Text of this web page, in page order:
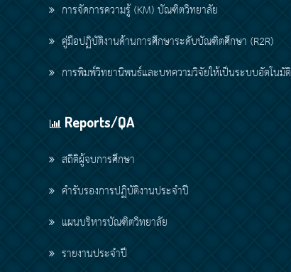
การจัดการความรู้ (KM) บัณฑิตวิทยาลัย
คู่มือปฏิบัติงานด้านการศึกษาระดับบัณฑิตศึกษา (R2R)
การพิมพ์วิทยานิพนธ์และบทความวิจัยให้เป็นระบบอัตโนมัติ
Reports/QA
สถิติผู้จบการศึกษา
คำรับรองการปฏิบัติงานประจำปี
แผนบริหารบัณฑิตวิทยาลัย
รายงานประจำปี